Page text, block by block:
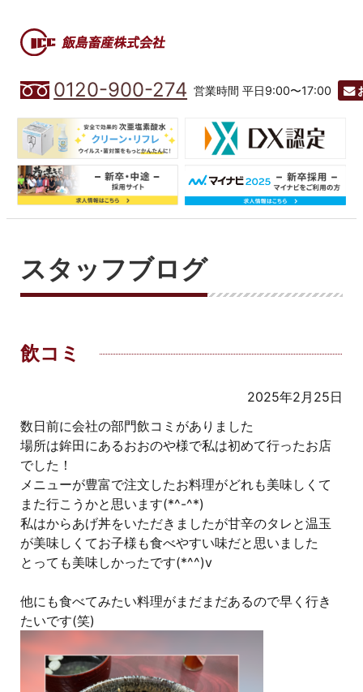
0120-900-274 営業時間 平日9:00〜17:00
スタッフブログ
飲コミ
2025年2月25日
数日前に会社の部門飲コミがありました
場所は鉾田にあるおおのや様で私は初めて行ったお店
でした！
メニューが豊富で注文したお料理がどれも美味しくて
また行こうかと思います(*^-^*)
私はからあげ丼をいただきましたが甘辛のタレと温玉
が美味しくてお子様も食べやすい味だと思いました
とっても美味しかったです(*^^)v
他にも食べてみたい料理がまだまだあるので早く行き
たいです(笑)